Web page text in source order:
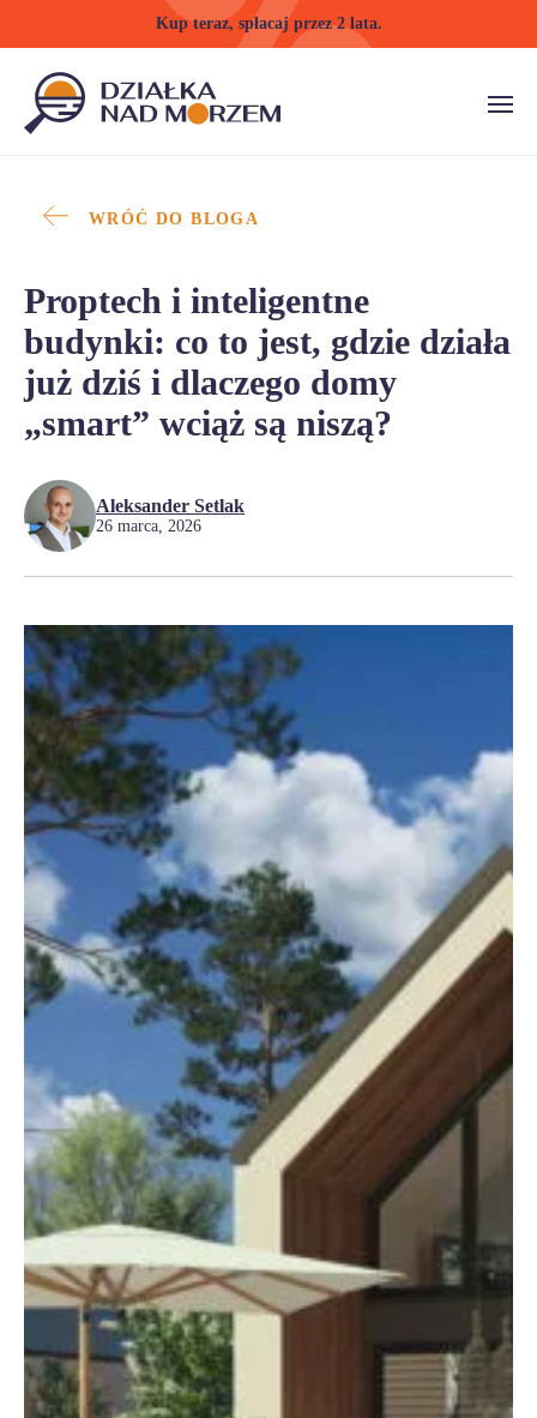
Kup teraz, spłacaj przez 2 lata.
WRÓĆ DO BLOGA
Proptech i inteligentne
budynki: co to jest, gdzie działa
już dziś i dlaczego domy
„smart” wciąż są niszą?
Aleksander Setlak
26 marca, 2026